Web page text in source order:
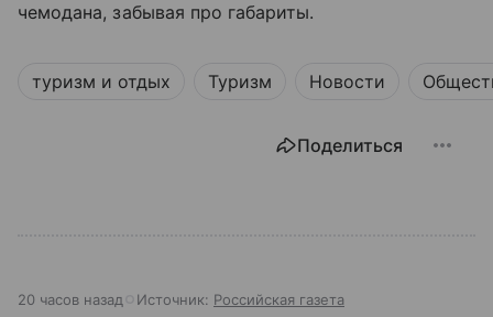
чемодана, забывая про габариты.
туризм и отдых Туризм Новости
Поделиться
20 часов назад Источник: Российская газета